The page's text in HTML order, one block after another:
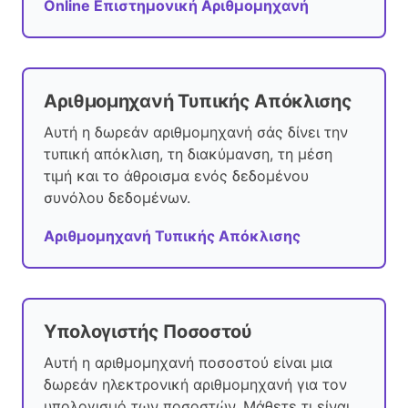
Online Επιστημονική Αριθμομηχανή
Αριθμομηχανή Τυπικής Απόκλισης
Αυτή η δωρεάν αριθμομηχανή σάς δίνει την
τυπική απόκλιση, τη διακύμανση, τη μέση
τιμή και το άθροισμα ενός δεδομένου
συνόλου δεδομένων.
Αριθμομηχανή Τυπικής Απόκλισης
Υπολογιστής Ποσοστού
Αυτή η αριθμομηχανή ποσοστού είναι μια
δωρεάν ηλεκτρονική αριθμομηχανή για τον